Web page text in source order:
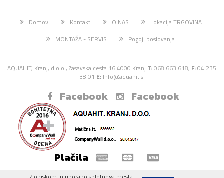
Domov Kontakt O NAS
Lokacija TRGOVINA
MONTAŽA - SERVIS
Pogoji poslovanja
AQUAHIT, Kranj, d.o.o., Zasavska cesta 16 4000 Kranj T:068 663 618, F:04 235
38 01 E: Info@aquahit.si
Facebook Facebook
Plačila